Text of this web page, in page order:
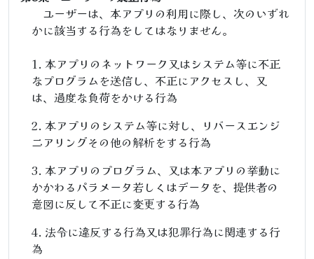
ユーザーは、本アプリの利用に際し、次のいずれ
かに該当する行為をしてはなりません。
本アプリのネットワーク又はシステム等に不正
なプログラムを送信し、不正にアクセスし、又
は、過度な負荷をかける行為
本アプリのシステム等に対し、リバースエンジ
ニアリングその他の解析をする行為
本アプリのプログラム、又は本アプリの挙動に
かかわるパラメータ若しくはデータを、提供者の
意図に反して不正に変更する行為
法令に違反する行為又は犯罪行為に関連する行
為